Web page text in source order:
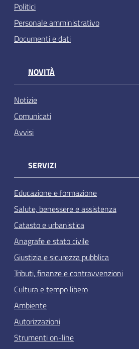
Politici
Personale amministrativo
Documenti e dati
NOVITÀ
Notizie
Comunicati
Avvisi
SERVIZI
Educazione e formazione
Salute, benessere e assistenza
Catasto e urbanistica
Anagrafe e stato civile
Giustizia e sicurezza pubblica
Tributi, finanze e contravvenzioni
Cultura e tempo libero
Ambiente
Autorizzazioni
Strumenti on-line